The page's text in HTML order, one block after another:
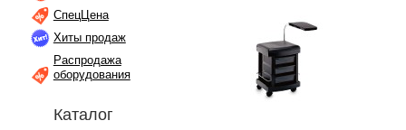
СпецЦена
Хиты продаж
Распродажа
оборудования
Каталог